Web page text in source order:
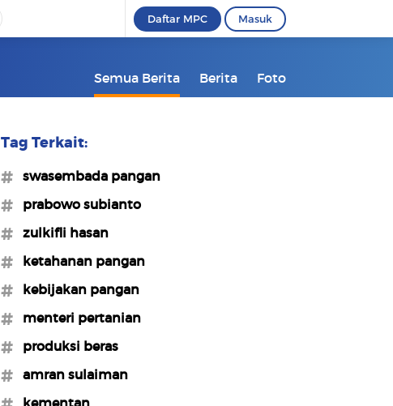
Daftar MPC Masuk
Semua Berita Berita Foto
Tag Terkait:
#swasembada pangan
#prabowo subianto
#zulkifli hasan
#ketahanan pangan
#kebijakan pangan
#menteri pertanian
#produksi beras
#amran sulaiman
#kementan